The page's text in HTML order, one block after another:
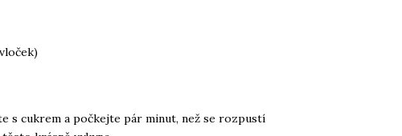
s cukrem a počkejte pár minut, než se rozpustí